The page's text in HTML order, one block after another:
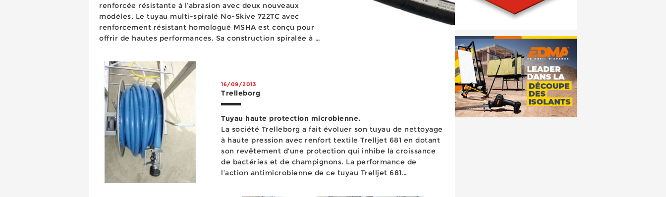
renforcée résistante à l’abrasion avec deux nouveaux
modèles. Le tuyau multi-spiralé No-Skive 722TC avec
renforcement résistant homologué MSHA est conçu pour
offrir de hautes performances. Sa construction spiralée à 4
16/09/2013
Trelleborg
Tuyau haute protection microbienne.
La société Trelleborg a fait évoluer son tuyau de nettoyage
à haute pression avec renfort textile Trelljet 681 en dotant
son revêtement d’une protection qui inhibe la croissance
de bactéries et de champignons. La performance de
l’action antimicrobienne de ce tuyau Trelljet 681
certifiés selon...